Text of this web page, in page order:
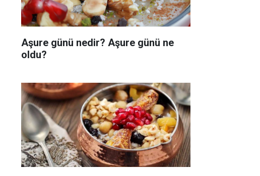
Aşure günü nedir? Aşure günü ne
oldu?